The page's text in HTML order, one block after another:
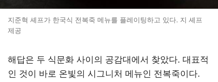
지준혁 셰프가 한국식 전복죽 메뉴를 플레이팅하고 있다. 지 셰프
제공
해답은 두 식문화 사이의 공감대에서 찾았다. 대표적
인 것이 바로 온빛의 시그니처 메뉴인 전복죽이다.